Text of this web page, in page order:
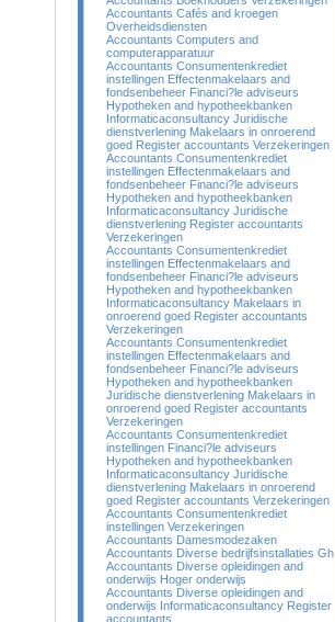
Accountants Cafés and kroegen
Overheidsdiensten
Accountants Computers and
computerapparatuur
Accountants Consumentenkrediet
instellingen Effectenmakelaars and
fondsenbeheer Financi?le adviseurs
Hypotheken and hypotheekbanken
Informaticaconsultancy Juridische
dienstverlening Makelaars in onroerend
goed Register accountants Verzekeringen
Accountants Consumentenkrediet
instellingen Effectenmakelaars and
fondsenbeheer Financi?le adviseurs
Hypotheken and hypotheekbanken
Informaticaconsultancy Juridische
dienstverlening Register accountants
Verzekeringen
Accountants Consumentenkrediet
instellingen Effectenmakelaars and
fondsenbeheer Financi?le adviseurs
Hypotheken and hypotheekbanken
Informaticaconsultancy Makelaars in
onroerend goed Register accountants
Verzekeringen
Accountants Consumentenkrediet
instellingen Effectenmakelaars and
fondsenbeheer Financi?le adviseurs
Hypotheken and hypotheekbanken
Juridische dienstverlening Makelaars in
onroerend goed Register accountants
Verzekeringen
Accountants Consumentenkrediet
instellingen Financi?le adviseurs
Hypotheken and hypotheekbanken
Informaticaconsultancy Juridische
dienstverlening Makelaars in onroerend
goed Register accountants Verzekeringen
Accountants Consumentenkrediet
instellingen Verzekeringen
Accountants Damesmodezaken
Accountants Diverse bedrijfsinstallaties Gh
Accountants Diverse opleidingen and
onderwijs Hoger onderwijs
Accountants Diverse opleidingen and
onderwijs Informaticaconsultancy Register
accountants